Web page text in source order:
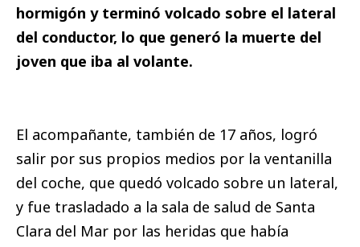
hormigón y terminó volcado sobre el lateral
del conductor, lo que generó la muerte del
joven que iba al volante.
El acompañante, también de 17 años, logró
salir por sus propios medios por la ventanilla
del coche, que quedó volcado sobre un lateral,
y fue trasladado a la sala de salud de Santa
Clara del Mar por las heridas que había